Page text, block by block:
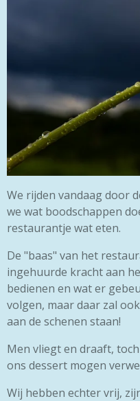
We rijden vandaag door
we wat boodschappen
restaurantje wat eten.
De "baas" van het
ingehuurde kracht aan
bedienen en wat er
volgen, maar daar zal
aan de schenen staan!
Men vliegt en draaft,
ons dessert mogen
Wij hebben echter vrij,